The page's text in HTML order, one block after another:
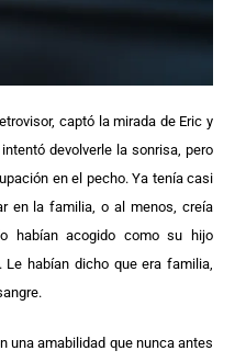
captó la mirada de Eric y
devolverle la sonrisa, pero
en el pecho. Ya tenía casi
en la familia, o al menos, creía
habían acogido como su hijo
habían dicho que era familia,
una amabilidad que nunca antes